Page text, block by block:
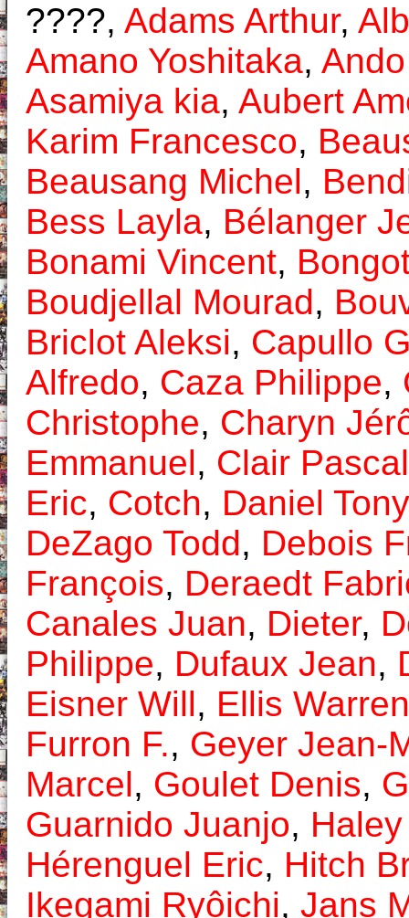
????, Adams Arthur,
Amano Yoshitaka,
Asamiya kia, Aubert
Karim Francesco,
Beausang Michel,
Bess Layla, Bélanger
Bonami Vincent,
Boudjellal Mourad,
Briclot Aleksi, Capullo
Alfredo, Caza Philippe,
Christophe, Charyn
Emmanuel, Clair
Eric, Cotch, Daniel Tony
DeZago Todd, Debois
François, Deraedt
Canales Juan, Dieter,
Philippe, Dufaux Jean,
Eisner Will, Ellis Warren
Furron F., Geyer Jean-
Marcel, Goulet Denis,
Guarnido Juanjo,
Hérenguel Eric, Hitch
Ikegami Ryôichi, Jans